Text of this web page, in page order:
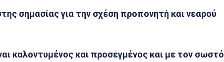
σημασίας για την σχέση προπονητή και νεαρού
καλοντυμένος και προσεγμένος και με τον σωστό